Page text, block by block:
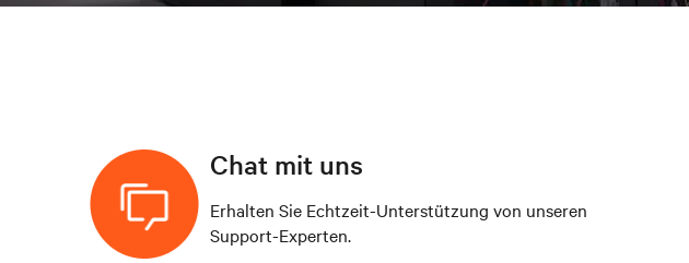
Chat mit uns
Erhalten Sie Echtzeit-Unterstützung von unseren
Support-Experten.